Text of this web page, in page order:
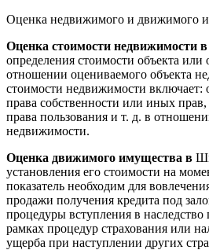
Оценка недвижимого и движимого
Оценка стоимости недвижимости
определения стоимости объекта или
отношении оцениваемого объекта
стоимости недвижимости включает:
права собственности или иных
права пользования и т. д. в
недвижимости.
Оценка движимого имущества в
установления его стоимости на
показатель необходим для
продажи получения кредита под
процедуры вступления в наследство
рамках процедур страхования или
ущерба при наступлении других